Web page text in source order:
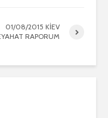
01/08/2015 KİEV
RAPORUM